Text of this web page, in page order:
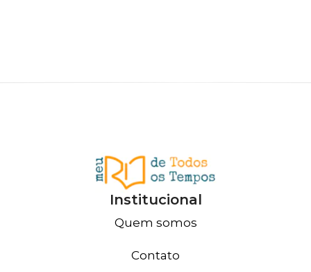
Institucional
Quem somos
Contato